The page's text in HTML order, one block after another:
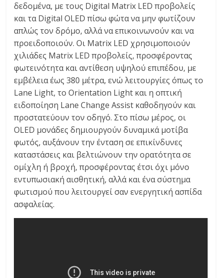
δεδομένα, με τους Digital Matrix LED προβολείς
και τα Digital OLED πίσω φώτα να μην φωτίζουν
απλώς τον δρόμο, αλλά να επικοινωνούν και να
προειδοποιούν. Οι Matrix LED χρησιμοποιούν
χιλιάδες Μatrix LED προβολείς, προσφέροντας
φωτεινότητα και αντίθεση υψηλού επιπέδου, με
εμβέλεια έως 380 μέτρα, ενώ λειτουργίες όπως το
Lane Light, το Orientation Light και η οπτική
ειδοποίηση Lane Change Assist καθοδηγούν και
προστατεύουν τον οδηγό. Στο πίσω μέρος, οι
OLED μονάδες δημιουργούν δυναμικά μοτίβα
φωτός, αυξάνουν την ένταση σε επικίνδυνες
καταστάσεις και βελτιώνουν την ορατότητα σε
ομίχλη ή βροχή, προσφέροντας έτσι όχι μόνο
εντυπωσιακή αισθητική, αλλά και ένα σύστημα
φωτισμού που λειτουργεί σαν ενεργητική ασπίδα
ασφαλείας.